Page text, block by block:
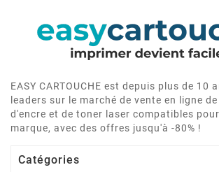
EASY CARTOUCHE est depuis plus de 10
leaders sur le marché de vente en ligne
d'encre et de toner laser compatibles
marque, avec des offres jusqu'à -80% !
Catégories